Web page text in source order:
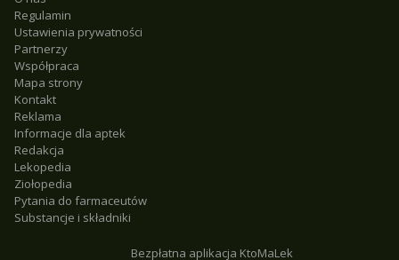
Regulamin
Ustawienia prywatności
Partnerzy
Współpraca
Mapa strony
Kontakt
Reklama
Informacje dla aptek
Redakcja
Lekopedia
Ziołopedia
Pytania do farmaceutów
Substancje i składniki
Bezpłatna aplikacja KtoMaLek